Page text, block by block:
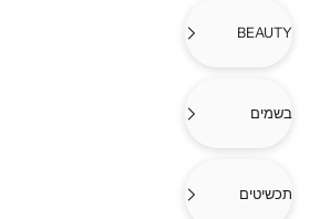
BEAUTY
בשמים
תכשיטים